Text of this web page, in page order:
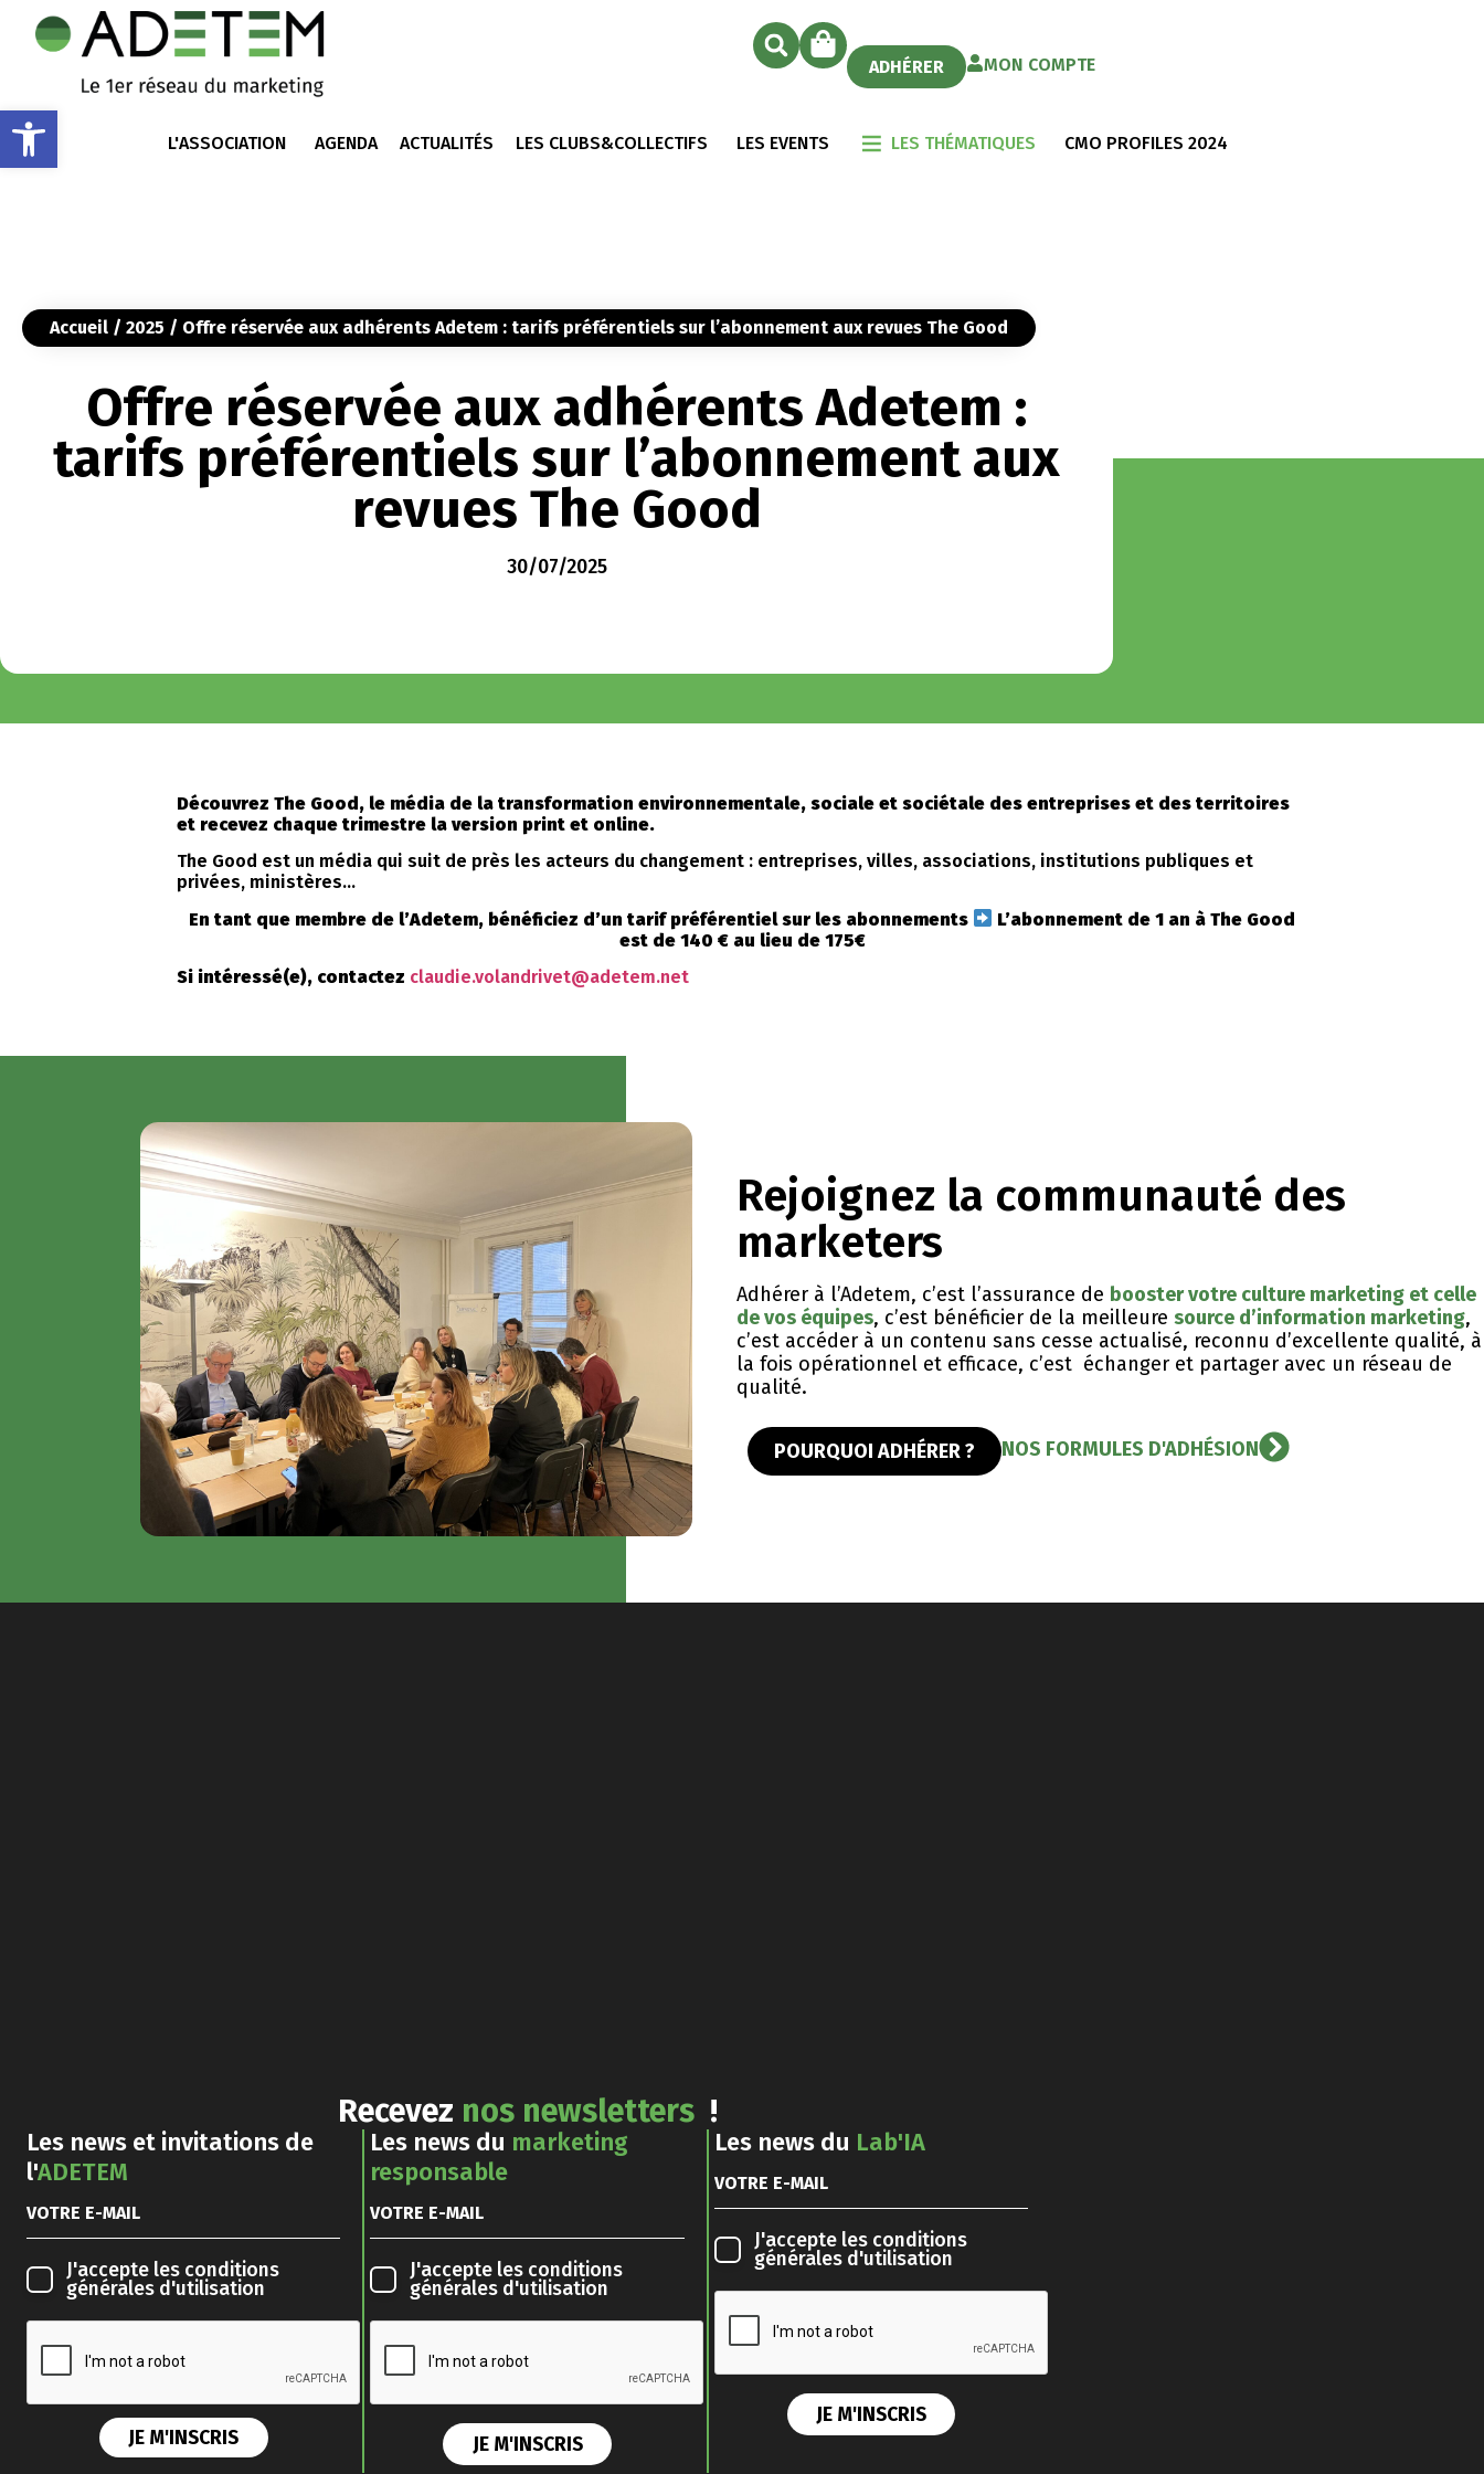
Ouvrir la barre d’outils
ADHÉRER MON COMPTE
L'ASSOCIATION AGENDA ACTUALITÉS LES CLUBS&COLLECTIFS LES EVENTS LES THÉMATIQUES CMO PROFILES 2024
Accueil / 2025 / Offre réservée aux adhérents Adetem : tarifs préférentiels sur l’abonnement aux revues The Good
Offre réservée aux adhérents Adetem :
tarifs préférentiels sur l’abonnement aux
revues The Good
30/07/2025
Découvrez The Good, le média de la transformation environnementale, sociale et sociétale des entreprises et des territoires
et recevez chaque trimestre la version print et online.
The Good est un média qui suit de près les acteurs du changement : entreprises, villes, associations, institutions publiques et
privées, ministères…
En tant que membre de l’Adetem, bénéficiez d’un tarif préférentiel sur les abonnements
L’abonnement de 1 an à The Good
est de 140 € au lieu de 175€
Si intéressé(e), contactez claudie.volandrivet@adetem.net
Rejoignez la communauté des
marketers
Adhérer à l’Adetem, c’est l’assurance de booster votre culture marketing et celle
de vos équipes, c’est bénéficier de la meilleuresource d’information marketing,
c’est accéder à un contenu sans cesse actualisé, reconnu d’excellente qualité, ​à
la fois opérationnel et efficace, c’est échanger et partager avec un réseau de
qualité.
POURQUOI ADHÉRER ? NOS FORMULES D'ADHÉSION
Recevez nos newsletters!
Les news et invitations de
l'ADETEM
J'accepte les conditions
générales d'utilisation
Les news du marketing
responsable
J'accepte les conditions
générales d'utilisation
Les news du Lab'IA
J'accepte les conditions
générales d'utilisation